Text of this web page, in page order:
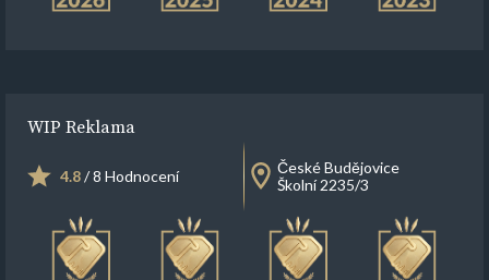
WIP Reklama
4.8/ 8 Hodnocení
České Budějovice
Školní 2235/3